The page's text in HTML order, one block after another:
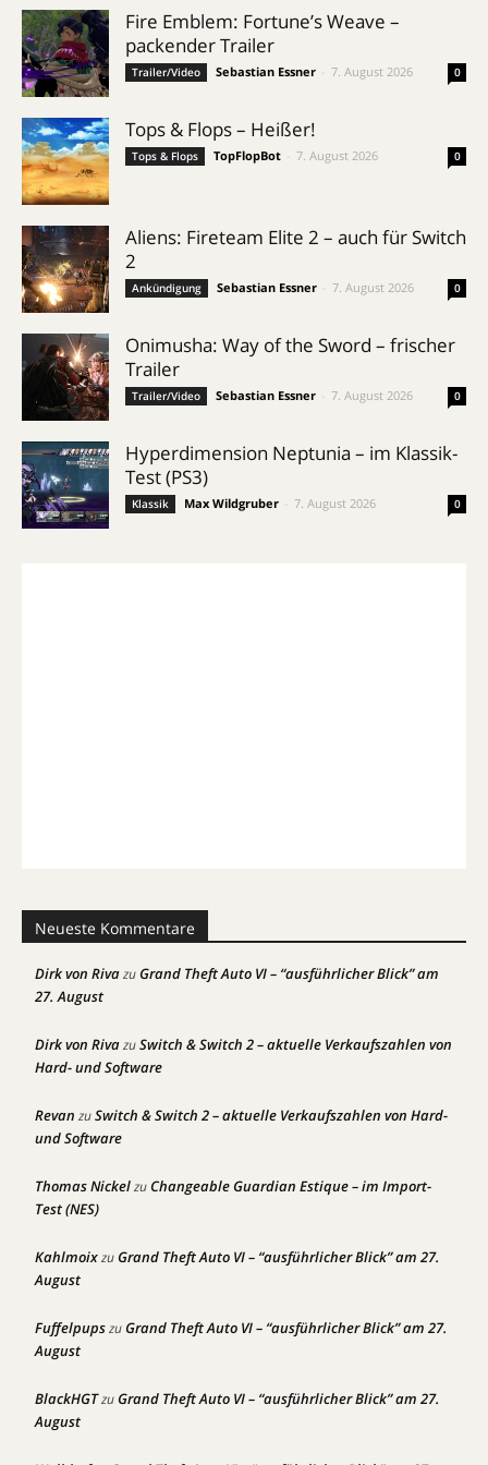
Fire Emblem: Fortune’s Weave –
packender Trailer
Trailer/Video Sebastian Essner 7. August 2026 0
Tops & Flops – Heißer!
Tops & Flops TopFlopBot 7. August 2026 0
Aliens: Fireteam Elite 2 – auch für Switch
2
Ankündigung Sebastian Essner 7. August 2026 0
Onimusha: Way of the Sword – frischer
Trailer
Trailer/Video Sebastian Essner 7. August 2026 0
Hyperdimension Neptunia – im Klassik-
Test (PS3)
Klassik Max Wildgruber 7. August 2026 0
Neueste Kommentare
Dirk von RivazuGrand Theft Auto VI – “ausführlicher Blick” am
27. August
Dirk von RivazuSwitch & Switch 2 – aktuelle Verkaufszahlen von
Hard- und Software
Revan zuSwitch & Switch 2 – aktuelle Verkaufszahlen von Hard-
und Software
Thomas NickelzuChangeable Guardian Estique – im Import-
Test (NES)
KahlmoixzuGrand Theft Auto VI – “ausführlicher Blick” am 27.
August
FuffelpupszuGrand Theft Auto VI – “ausführlicher Blick” am 27.
August
BlackHGTzuGrand Theft Auto VI – “ausführlicher Blick” am 27.
August